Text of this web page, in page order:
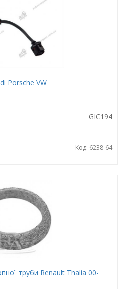
Porsche VW
GIC194
Код: 6238-64
труби Renault Thalia 00-